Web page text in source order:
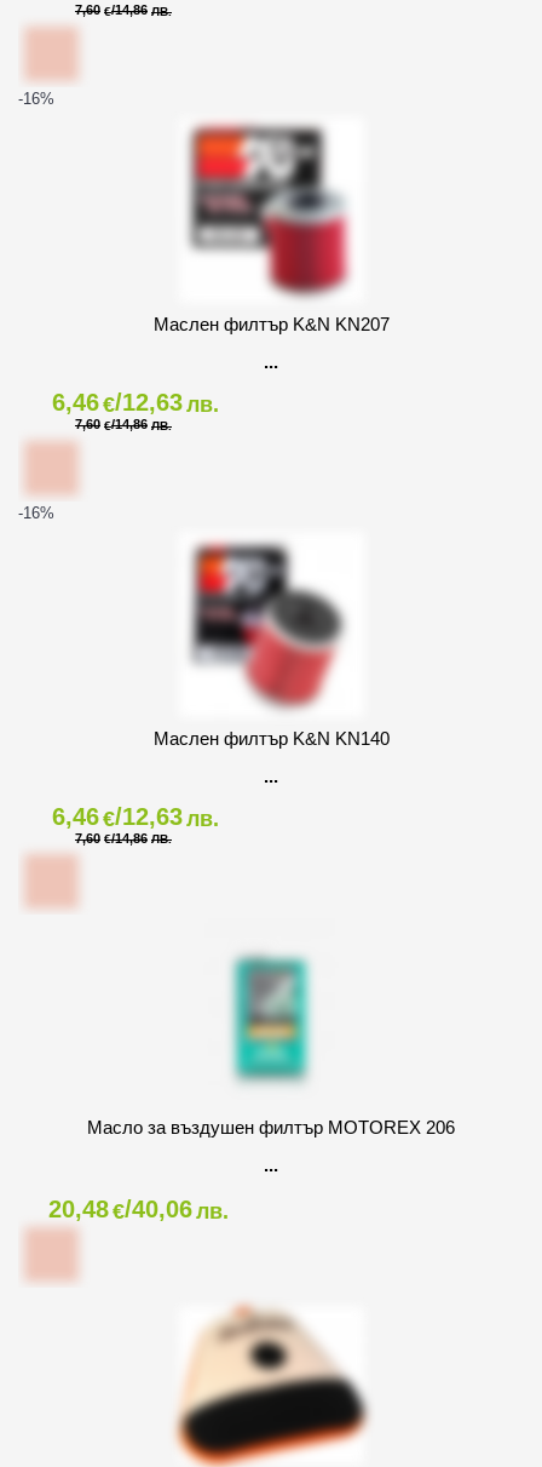
7,60 €/14,86 ЛВ.
-16%
Маслен филтър K&N KN207
6,46€/12,63лв.
7,60 €/14,86 ЛВ.
-16%
Маслен филтър K&N KN140
6,46€/12,63лв.
7,60 €/14,86 ЛВ.
Масло за въздушен филтър MOTOREX 206
20,48€/40,06лв.